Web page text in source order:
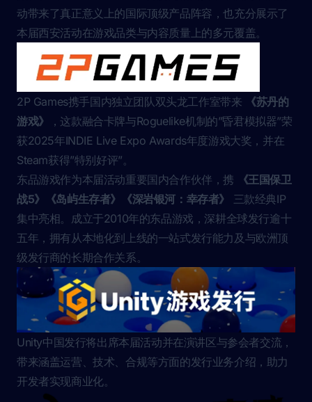
动带来了真正意义上的国际顶级产品阵容，也充分展示了
本届西安活动在游戏品类与内容质量上的多元覆盖。
2P Games携手国内独立团队双头龙工作室带来
《苏丹的
游戏》
，这款融合卡牌与Roguelike机制的”昏君模拟器”荣
获2025年INDIE Live Expo Awards年度游戏大奖，并在
Steam获得”特别好评”。
东品游戏作为本届活动重要国内合作伙伴，携《王国保卫
战5》《岛屿生存者》《深岩银河：幸存者》
集中亮相。成立于2010年的东品游戏，深耕全球发行逾十
五年，拥有从本地化到上线的一站式发行能力及与欧洲顶
级发行商的长期合作关系。